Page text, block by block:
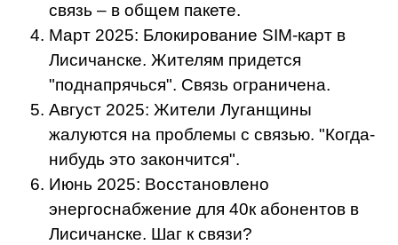
связь – в общем пакете.
Март 2025: Блокирование SIM-карт в
Лисичанске. Жителям придется
"поднапрячься". Связь ограничена.
Август 2025: Жители Луганщины
жалуются на проблемы с связью. "Когда-
нибудь это закончится".
Июнь 2025: Восстановлено
энергоснабжение для 40к абонентов в
Лисичанске. Шаг к связи?